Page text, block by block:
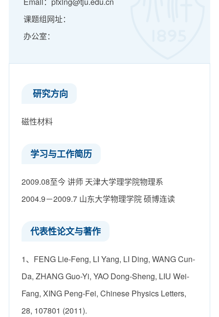
课题组网址：
办公室：
​ 研究方向
磁性材料
学习与工作简历
2009.08至今 讲师 天津大学理学院物理系
2004.9－2009.7 山东大学物理学院 硕博连读
代表性论文与著作
1、FENG Lie-Feng, LI Yang, LI Ding, WANG Cun-
Da, ZHANG Guo-Yi, YAO Dong-Sheng, LIU Wei-
Fang, XING Peng-Fei, Chinese Physics Letters,
28, 107801 (2011).